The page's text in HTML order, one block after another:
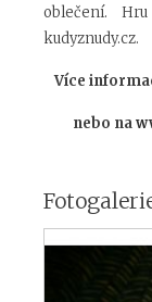
oblečení.
kudyznudy.cz.
Více
nebo na